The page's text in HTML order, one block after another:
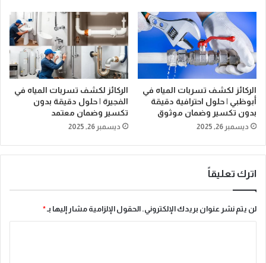
الركائز لكشف تسربات المياه في
أبوظبي | حلول احترافية دقيقة
بدون تكسير وضمان موثوق
ديسمبر 26, 2025
الركائز لكشف تسربات المياه في
الفجيرة | حلول دقيقة بدون
تكسير وضمان معتمد
ديسمبر 26, 2025
اترك تعليقاً
لن يتم نشر عنوان بريدك الإلكتروني. الحقول الإلزامية مشار إليها بـ*